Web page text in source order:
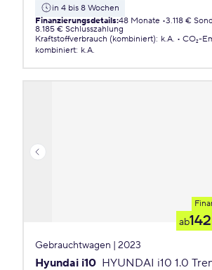
in 4 bis 8 Wochen
Finanzierungsdetails:48 Monate 3.118 €
8.185 € Schlusszahlung
Kraftstoffverbrauch (kombiniert): k.A.
CO₂-
kombiniert: k.A.
ab
Gebrauchtwagen | 2023
Hyundai i10 HYUNDAI i10 1.0